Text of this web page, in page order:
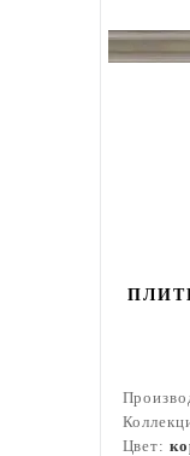
Цвет: